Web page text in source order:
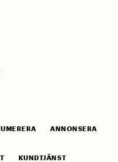
ANNONSERA
KUNDTJÄNST